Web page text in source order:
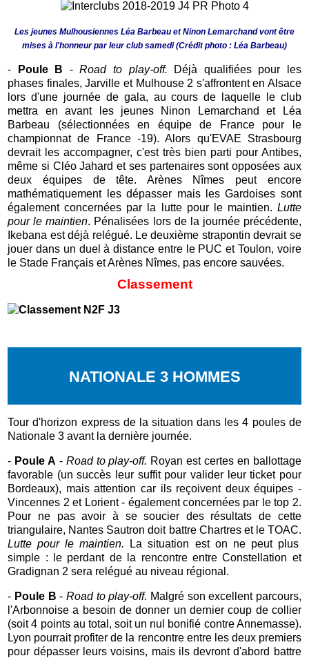
Les jeunes Mulhousiennes Léa Barbeau et Ninon Lemarchand vont être
mises à l'honneur par leur club samedi (Crédit photo : Léa Barbeau)
- Poule B -Road to play-off. Déjà qualifiées pour les
phases finales, Jarville et Mulhouse 2 s'affrontent en Alsace
lors d'une journée de gala, au cours de laquelle le club
mettra en avant les jeunes Ninon Lemarchand et Léa
Barbeau (sélectionnées en équipe de France pour le
championnat de France -19). Alors qu'EVAE Strasbourg
devrait les accompagner, c'est très bien parti pour Antibes,
même si Cléo Jahard et ses partenaires sont opposées aux
deux équipes de tête. Arènes Nîmes peut encore
mathématiquement les dépasser mais les Gardoises sont
également concernées par la lutte pour le maintien. Lutte
pour le maintien. Pénalisées lors de la journée précédente,
Ikebana est déjà relégué. Le deuxième strapontin devrait se
jouer dans un duel à distance entre le PUC et Toulon, voire
le Stade Français et Arènes Nîmes, pas encore sauvées.
Classement
NATIONALE 3 HOMMES
Tour d'horizon express de la situation dans les 4 poules de
Nationale 3 avant la dernière journée.
- Poule A -Road to play-off. Royan est certes en ballottage
favorable (un succès leur suffit pour valider leur ticket pour
Bordeaux), mais attention car ils reçoivent deux équipes -
Vincennes 2 et Lorient - également concernées par le top 2.
Pour ne pas avoir à se soucier des résultats de cette
triangulaire, Nantes Sautron doit battre Chartres et le TOAC.
Lutte pour le maintien. La situation est on ne peut plus
simple : le perdant de la rencontre entre Constellation et
Gradignan 2 sera relégué au niveau régional.
- Poule B - Road to play-off. Malgré son excellent parcours,
l'Arbonnoise a besoin de donner un dernier coup de collier
(soit 4 points au total, soit un nul bonifié contre Annemasse).
Lyon pourrait profiter de la rencontre entre les deux premiers
pour dépasser leurs voisins, mais ils devront d'abord battre